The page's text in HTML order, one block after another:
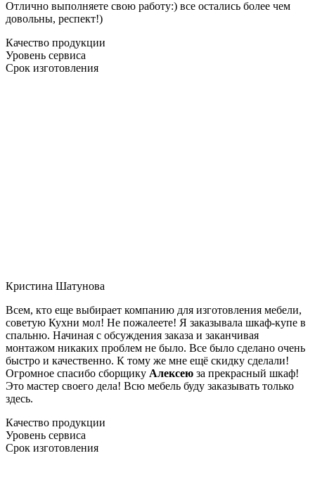
Отлично выполняете свою работу:) все остались более чем
довольны, респект!)
Качество продукции
Уровень сервиса
Срок изготовления
Кристина Шатунова
Всем, кто еще выбирает компанию для изготовления мебели,
советую Кухни мол! Не пожалеете! Я заказывала шкаф-купе в
спальню. Начиная с обсуждения заказа и заканчивая
монтажом никаких проблем не было. Все было сделано очень
быстро и качественно. К тому же мне ещё скидку сделали!
Огромное спасибо сборщику Алексею за прекрасный шкаф!
Это мастер своего дела! Всю мебель буду заказывать только
здесь.
Качество продукции
Уровень сервиса
Срок изготовления